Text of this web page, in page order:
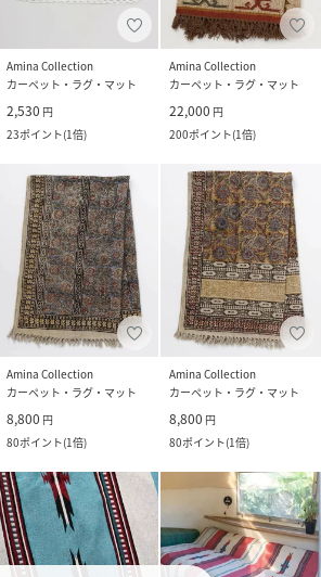
Amina Collection
カーペット・ラグ・マット
2,530 円
23ポイント(1倍)
Amina Collection
カーペット・ラグ・マット
22,000 円
200ポイント(1倍)
Amina Collection
カーペット・ラグ・マット
8,800 円
80ポイント(1倍)
Amina Collection
カーペット・ラグ・マット
8,800 円
80ポイント(1倍)